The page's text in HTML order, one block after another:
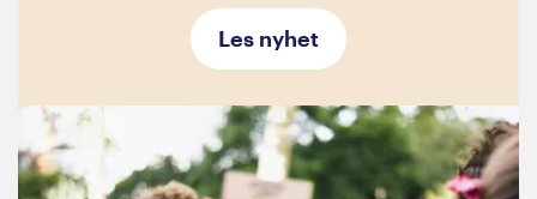
Les nyhet